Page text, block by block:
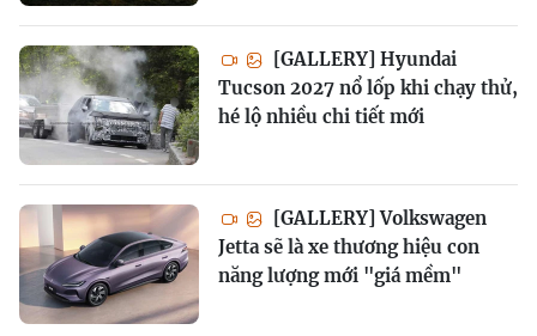
[GALLERY] Hyundai
Tucson 2027 nổ lốp khi chạy thử,
hé lộ nhiều chi tiết mới
[GALLERY] Volkswagen
Jetta sẽ là xe thương hiệu con
năng lượng mới "giá mềm"